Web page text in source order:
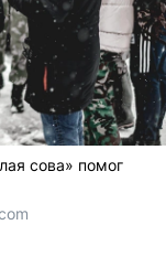
сова» помог